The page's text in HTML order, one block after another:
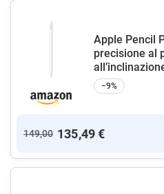
Apple Pencil
precisione al
−9%
149,00 135,49 €